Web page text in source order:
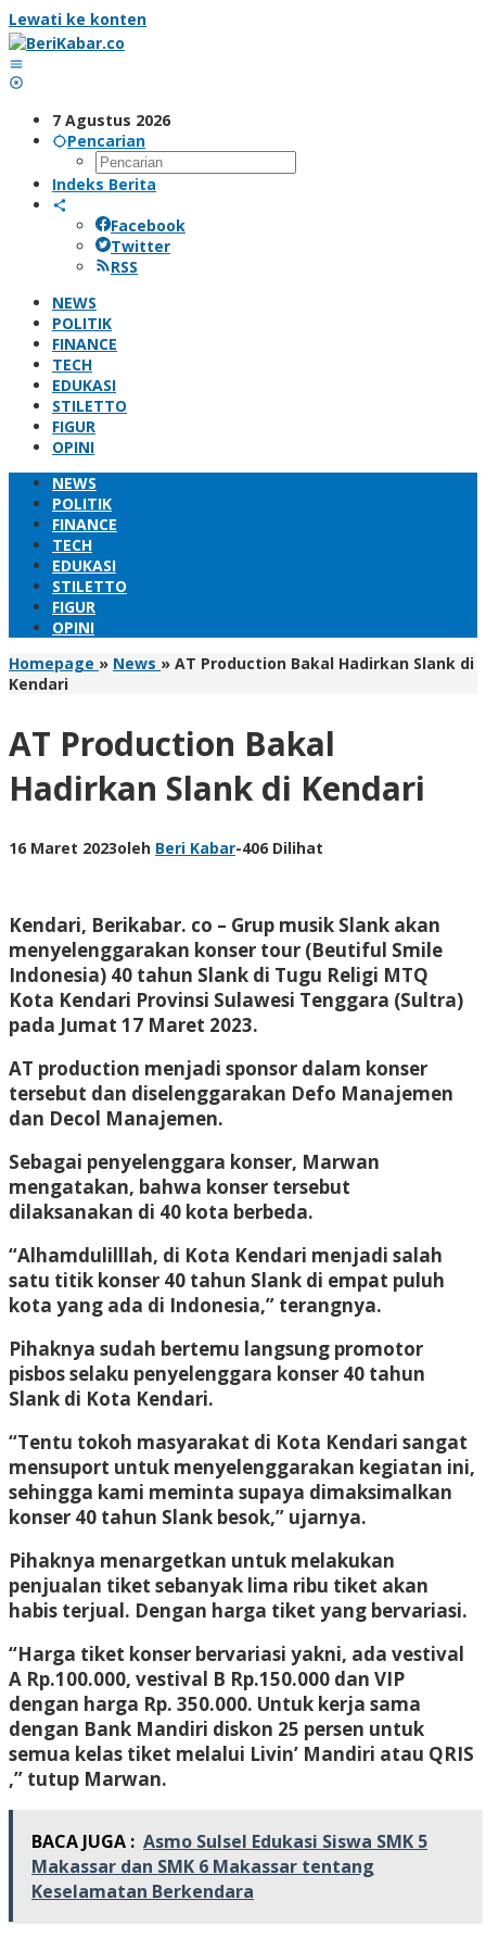
Lewati ke konten
7 Agustus 2026
Pencarian
Indeks Berita
Facebook
Twitter
RSS
NEWS
POLITIK
FINANCE
TECH
EDUKASI
STILETTO
FIGUR
OPINI
NEWS
POLITIK
FINANCE
TECH
EDUKASI
STILETTO
FIGUR
OPINI
Homepage » News » AT Production Bakal Hadirkan Slank di
Kendari
AT Production Bakal
Hadirkan Slank di Kendari
16 Maret 2023oleh Beri Kabar-406 Dilihat
Kendari, Berikabar. co – Grup musik Slank akan
menyelenggarakan konser tour (Beutiful Smile
Indonesia) 40 tahun Slank di Tugu Religi MTQ
Kota Kendari Provinsi Sulawesi Tenggara (Sultra)
pada Jumat 17 Maret 2023.
AT production menjadi sponsor dalam konser
tersebut dan diselenggarakan Defo Manajemen
dan Decol Manajemen.
Sebagai penyelenggara konser, Marwan
mengatakan, bahwa konser tersebut
dilaksanakan di 40 kota berbeda.
“Alhamdulilllah, di Kota Kendari menjadi salah
satu titik konser 40 tahun Slank di empat puluh
kota yang ada di Indonesia,” terangnya.
Pihaknya sudah bertemu langsung promotor
pisbos selaku penyelenggara konser 40 tahun
Slank di Kota Kendari.
“Tentu tokoh masyarakat di Kota Kendari sangat
mensuport untuk menyelenggarakan kegiatan ini,
sehingga kami meminta supaya dimaksimalkan
konser 40 tahun Slank besok,” ujarnya.
Pihaknya menargetkan untuk melakukan
penjualan tiket sebanyak lima ribu tiket akan
habis terjual. Dengan harga tiket yang bervariasi.
“Harga tiket konser bervariasi yakni, ada vestival
A Rp.100.000, vestival B Rp.150.000 dan VIP
dengan harga Rp. 350.000. Untuk kerja sama
dengan Bank Mandiri diskon 25 persen untuk
semua kelas tiket melalui Livin’ Mandiri atau QRIS
,” tutup Marwan.
BACA JUGA : Asmo Sulsel Edukasi Siswa SMK 5
Makassar dan SMK 6 Makassar tentang
Keselamatan Berkendara